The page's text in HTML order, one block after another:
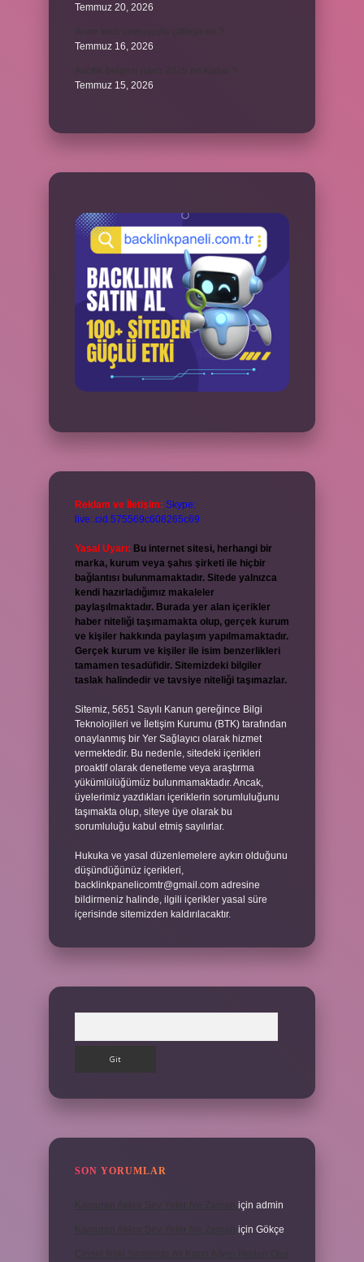
Temmuz 20, 2026
Temmuz 16, 2026
Temmuz 15, 2026
Reklam ve İletişim: Skype:
live:.cid.575569c608265c69
Yasal Uyarı: Bu internet sitesi, herhangi bir
marka, kurum veya şahıs şirketi ile hiçbir
bağlantısı bulunmamaktadır. Sitede yalnızca
kendi hazırladığımız makaleler
paylaşılmaktadır. Burada yer alan içerikler
haber niteliği taşımamakta olup, gerçek kurum
ve kişiler hakkında paylaşım yapılmamaktadır.
Gerçek kurum ve kişiler ile isim benzerlikleri
tamamen tesadüfidir. Sitemizdeki bilgiler
taslak halindedir ve tavsiye niteliği taşımazlar.
Sitemiz, 5651 Sayılı Kanun gereğince Bilgi
Teknolojileri ve İletişim Kurumu (BTK) tarafından
onaylanmış bir Yer Sağlayıcı olarak hizmet
vermektedir. Bu nedenle, sitedeki içerikleri
proaktif olarak denetleme veya araştırma
yükümlülüğümüz bulunmamaktadır. Ancak,
üyelerimiz yazdıkları içeriklerin sorumluluğunu
taşımakta olup, siteye üye olarak bu
sorumluluğu kabul etmiş sayılırlar.
Hukuka ve yasal düzenlemelere aykırı olduğunu
düşündüğünüz içerikleri,
backlinkpanelicomtr@gmail.com adresine
bildirmeniz halinde, ilgili içerikler yasal süre
içerisinde sitemizden kaldırılacaktır.
SON YORUMLAR
için admin
için Gökçe